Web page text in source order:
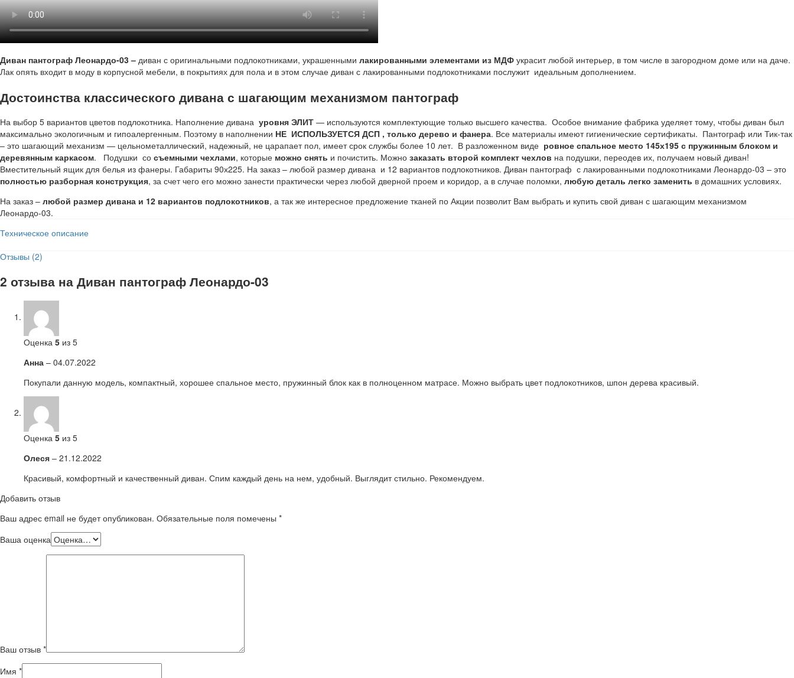
Диван пантограф Леонардо-03 – диван с оригинальными подлокотниками, украшенными лакированными элементами из МДФ украсит любой интерьер, в том числе в загородном доме или на даче.
Лак опять входит в моду в корпусной мебели, в покрытиях для пола и в этом случае диван с лакированными подлокотниками послужит идеальным дополнением.
Достоинства классического дивана с шагающим механизмом пантограф
На выбор 5 вариантов цветов подлокотника. Наполнение дивана уровня ЭЛИТ — используются комплектующие только высшего качества. Особое внимание фабрика уделяет тому, чтобы диван был
максимально экологичным и гипоалергенным. Поэтому в наполнении НЕ ИСПОЛЬЗУЕТСЯ ДСП , только дерево и фанера. Все материалы имеют гигиенические сертификаты. Пантограф или Тик-так
– это шагающий механизм — цельнометаллический, надежный, не царапает пол, имеет срок службы более 10 лет. В разложенном виде ровное спальное место 145х195 с пружинным блоком и
деревянным каркасом. Подушки со съемными чехлами, которые можно снять и почистить. Можно заказать второй комплект чехлов на подушки, переодев их, получаем новый диван!
Вместительный ящик для белья из фанеры. Габариты 90х225. На заказ – любой размер дивана и 12 вариантов подлокотников. Диван пантограф с лакированными подлокотниками Леонардо-03 – это
полностью разборная конструкция, за счет чего его можно занести практически через любой дверной проем и коридор, а в случае поломки, любую деталь легко заменить в домашних условиях.
На заказ – любой размер дивана и 12 вариантов подлокотников, а так же интересное предложение тканей по Акции позволит Вам выбрать и купить свой диван с шагающим механизмом
Леонардо-03.
Техническое описание
Отзывы (2)
2 отзыва на Диван пантограф Леонардо-03
Оценка 5 из 5
Анна – 04.07.2022
Покупали данную модель, компактный, хорошее спальное место, пружинный блок как в полноценном матрасе. Можно выбрать цвет подлокотников, шпон дерева красивый.
Оценка 5 из 5
Олеся – 21.12.2022
Красивый, комфортный и качественный диван. Спим каждый день на нем, удобный. Выглядит стильно. Рекомендуем.
Добавить отзыв
Ваш адрес email не будет опубликован. Обязательные поля помечены *
Ваша оценка
Ваш отзыв *
Имя *